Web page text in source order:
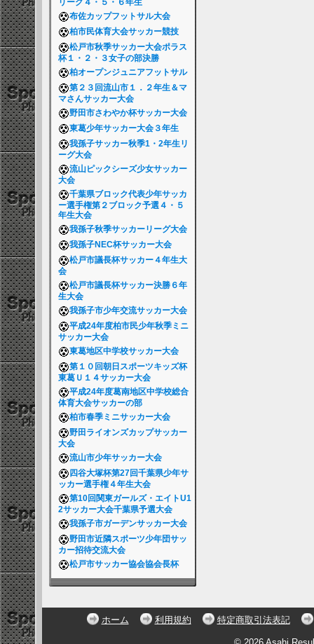
リーグ４・５・６年生
布佐カップフットサル大会
柏市民体育大会サッカー競技
松戸市秋季サッカー大会ポラス
杯１・２・３女子の部決勝
柏オープンジュニアフットサル
第２３回流山市１．２年生＆マ
マさんサッカー大会
野田市さわやか杯サッカー大会
東葛少年サッカー大会３年生
我孫子サッカー秋季1・2年生リ
ーグ大会
流山ピックシーズ少女サッカー
大会
千葉県ブロック代表少年サッカ
ー選手権第２ブロック予選４・５
年生大会
我孫子秋季サッカーリーグ大会
我孫子NEC杯サッカー大会
松戸市議長杯サッカー４年生大
会
松戸市議長杯サッカー決勝６年
生大会
我孫子市少年交流サッカー大会
平成24年度柏市民少年秋季ミニ
サッカー大会
東葛地区中学校サッカー大会
第１０回朝日スポーツキッズ杯
東葛Ｕ１４サッカー大会
平成24年度葛南地区中学校総合
体育大会サッカーの部
柏市春季ミニサッカー大会
野田ライオンズカップサッカー
大会
流山市少年サッカー大会
四谷大塚杯第27回千葉県少年サ
ッカー選手権４年生大会
第10回関東ガールズ・エイトU1
2サッカー大会千葉県予選大会
我孫子市ガーデンサッカー大会
野田市近隣スポーツ少年団サッ
カー招待交流大会
松戸市サッカー協会協会長杯
ホーム 利用規約 特定商取引法表記